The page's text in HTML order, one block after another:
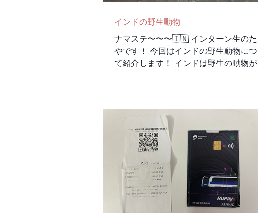
ンドで同じだったことは初めの挨拶、名
インドの野生動物
ナマステ〜〜〜🇮🇳 インターン生のた
やです！ 今回はインドの野生動物につい
て紹介します！ インドは野生の動物がそ